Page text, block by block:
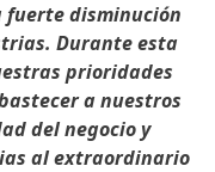
fuerte disminución
Durante esta
prioridades
a nuestros
del negocio y
al extraordinario